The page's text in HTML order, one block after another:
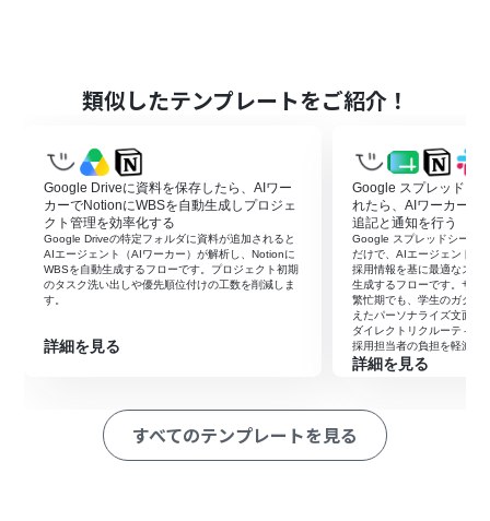
企画内容から必要な工程をAIが抽出してSlackへ通知する
することが可能です。
■フローボットの流れ
はじめに、Google Drive、Asana、SlackをYoomと連携
します。
次に、トリガーで、Google Driveの「新しいファイルが
作成されたら」というアクションを設定します。
最後に、AIワーカーで、企画書からプロジェクトに必要な
タスクを構造化し、Asanaへの起票とSlackへの通知を一
貫して実行するためのスキル（指示）を作成し、Google
Driveの「ファイルをダウンロードする」アクション、
ッセージを送る」アクションを使用ツールとして設定しま
類似したテンプレートをご紹介！
Google Driveに資料を保存したら、AIワー
カーでNotionにWBSを自動生成しプロジェ
クト管理を効率化する
Google Driveの特定フォルダに資料が追加されると
AIエージェント（AIワーカー）が解析し、Notionに
WBSを自動生成するフローです。プロジェクト初期
のタスク洗い出しや優先順位付けの工数を削減しま
す。
詳細を見る
Google スプレッドシ
れたら、AIワーカーで
追記と通知を行う
Google スプレッドシート
だけで、AIエージェント（
採用情報を基に最適なスカ
生成するフローです。サマ
繁忙期でも、学生のガクチ
えたパーソナライズ文面を
ダイレクトリクルーティン
採用担当者の負担を軽減し
詳細を見る
すべてのテンプレートを見る